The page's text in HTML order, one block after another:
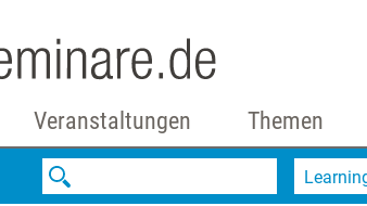
Veranstaltungen Themen